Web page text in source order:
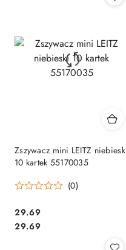
Zszywacz mini LEITZ
10 kartek 55170035
(0)
Cena:
29.69
Cena:
29.69